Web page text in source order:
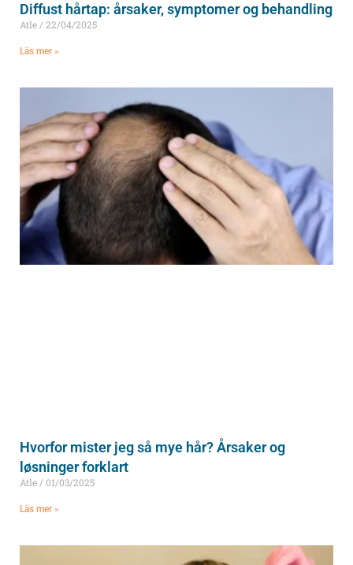
Diffust hårtap: årsaker, symptomer og behandling
Atle 22/04/2025
Läs mer »
Hvorfor mister jeg så mye hår? Årsaker og
løsninger forklart
Atle 01/03/2025
Läs mer »